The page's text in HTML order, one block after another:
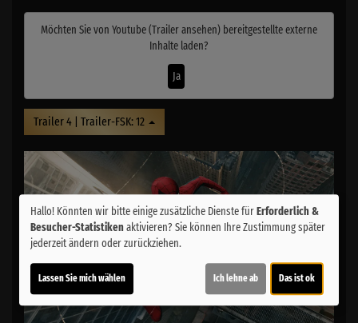
Möchten Sie von Youtube (Trailer ansehen) bereitgestellte externe
Inhalte laden?
Ja
Trailer 4 | Trailer-FSK: 12
Hallo! Könnten wir bitte einige zusätzliche Dienste fürErforderlich &
Besucher-Statistikenaktivieren? Sie können Ihre Zustimmung später
jederzeit ändern oder zurückziehen.
Lassen Sie mich wählen Ich lehne ab Das ist ok